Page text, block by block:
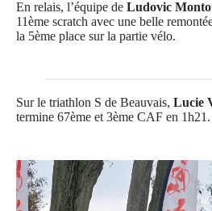
En relais, l’équipe de Ludovic
11ème scratch avec une belle
la 5ème place sur la partie vélo.
Sur le triathlon S de Beauvais, Lucie
termine 67ème et 3ème CAF en